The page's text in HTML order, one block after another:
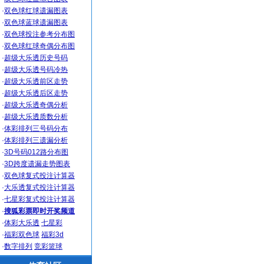
·双色球红球遗漏图表
·双色球蓝球遗漏图表
·双色球投注参考分布图
·双色球红球奇偶分布图
·超级大乐透历史号码
·超级大乐透号码冷热
·超级大乐透前区走势
·超级大乐透后区走势
·超级大乐透奇偶分析
·超级大乐透质数分析
·体彩排列三号码分布
·体彩排列三遗漏分析
·3D号码012路分布图
·3D跨度遗漏走势图表
·双色球复式投注计算器
·大乐透复式投注计算器
·七星彩复式投注计算器
·搜狐彩票即时开奖频道
·体彩大乐透 七星彩
·福彩双色球 福彩3d
·数字排列 竞彩篮球